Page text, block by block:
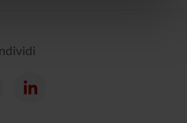
fornito loro o che hanno